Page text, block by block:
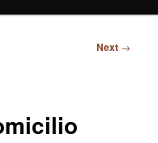
Next →